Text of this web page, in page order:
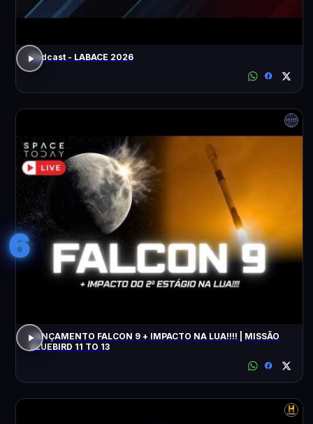
Podcast - LABACE 2026
6
LANÇAMENTO FALCON 9 + IMPACTO NA LUA!!!! | MISSÃO
BLUEBIRD 11 TO 13